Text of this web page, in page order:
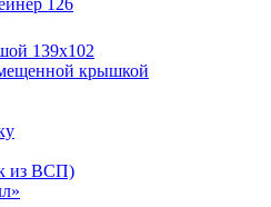
126
139х102
крышкой
из ВСП)